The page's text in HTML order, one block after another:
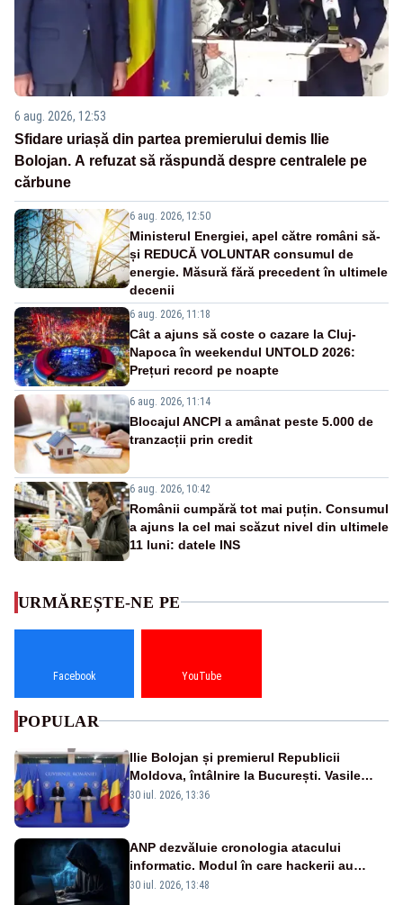
6 aug. 2026, 12:53
Sfidare uriașă din partea premierului demis Ilie
Bolojan. A refuzat să răspundă despre centralele pe
cărbune
6 aug. 2026, 12:50
Ministerul Energiei, apel către români să-
și REDUCĂ VOLUNTAR consumul de
energie. Măsură fără precedent în ultimele
decenii
6 aug. 2026, 11:18
Cât a ajuns să coste o cazare la Cluj-
Napoca în weekendul UNTOLD 2026:
Prețuri record pe noapte
6 aug. 2026, 11:14
Blocajul ANCPI a amânat peste 5.000 de
tranzacții prin credit
6 aug. 2026, 10:42
Românii cumpără tot mai puțin. Consumul
a ajuns la cel mai scăzut nivel din ultimele
11 luni: datele INS
URMĂREȘTE-NE PE
Facebook YouTube
POPULAR
Ilie Bolojan și premierul Republicii
Moldova, întâlnire la București. Vasile
Tofan, primit cu onoruri militare
30 iul. 2026, 13:36
ANP dezvăluie cronologia atacului
informatic. Modul în care hackerii au
pătruns în rețea rămâne necunoscut
30 iul. 2026, 13:48